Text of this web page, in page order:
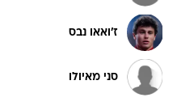
ז'ואאו נבס
סני מאיולו